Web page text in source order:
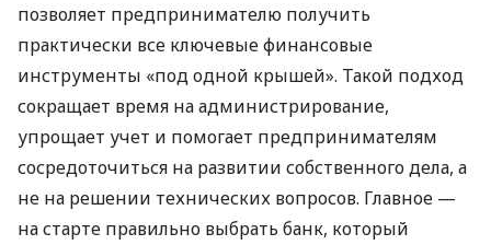
позволяет предпринимателю получить
практически все ключевые финансовые
инструменты «под одной крышей». Такой подход
сокращает время на администрирование,
упрощает учет и помогает предпринимателям
сосредоточиться на развитии собственного дела, а
не на решении технических вопросов. Главное —
на старте правильно выбрать банк, который